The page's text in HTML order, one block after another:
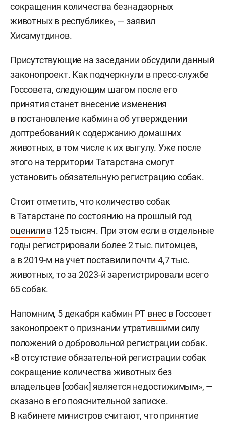
сокращения количества безнадзорных
животных в республике», — заявил
Хисамутдинов.
Присутствующие на заседании обсудили данный
законопроект. Как подчеркнули в пресс-службе
Госсовета, следующим шагом после его
принятия станет внесение изменения
в постановление кабмина об утверждении
доптребований к содержанию домашних
животных, в том числе к их выгулу. Уже после
этого на территории Татарстана смогут
установить обязательную регистрацию собак.
Стоит отметить, что количество собак
в Татарстане по состоянию на прошлый год
оценили в 125 тысяч. При этом если в отдельные
годы регистрировали более 2 тыс. питомцев,
а в 2019-м на учет поставили почти 4,7 тыс.
животных, то за 2023-й зарегистрировали всего
65 собак.
Напомним, 5 декабря кабмин РТ внес в Госсовет
законопроект о признании утратившими силу
положений о добровольной регистрации собак.
«В отсутствие обязательной регистрации собак
сокращение количества животных без
владельцев [собак] является недостижимым», —
сказано в его пояснительной записке.
В кабинете министров считают, что принятие